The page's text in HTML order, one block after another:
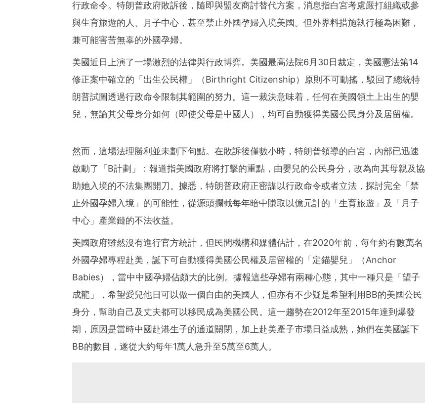
行政命令。特朗普政府敗訴後，隨即與盟友商討替代方案，消息指白宮考慮嚴打組織或參
與生育旅遊的人、月子中心，甚至禁止外國孕婦入境美國。但外界料措施執行極為困難，
兼可能害苦無辜的外國孕婦。
美國近日上演了一場激烈的法律與行政博弈。美國最高法院6月30日裁定，美國憲法第14
修正案中確立的「出生公民權」（Birthright Citizenship）原則不可動搖，駁回了總統特
朗普試圖透過行政命令限制其範圍的努力。這一裁決意味着，任何在美國領土上出生的嬰
兒，無論其父母身分如何（即使父母是中國人），均可自動獲得美國公民身分及居留權。
然而，這場法理勝利並未劃下句點。在敗訴後僅數小時，特朗普領導的白宮，內部已迅速
啟動了「B計劃」：報道指美國政府將打擊的重點，由嬰兒的公民身分，改為向其母親及協
助她入境的不法集團開刀。據悉，特朗普政府正密謀以行政命令或者立法，探討完全「禁
止外國孕婦入境」的可能性，從源頭攔截每年暗中賺取以億元計的「生育旅遊」及「月子
中心」產業鏈的不法收益。
美國政府雖然沒有進行官方統計，但民間機構和媒體估計，在2020年前，每年約有數萬名
外國孕婦專程赴美，誕下可自動獲得美國公民權及居留權的「定錨嬰兒」（Anchor
Babies），當中中國孕婦佔頗大的比例。據報這些孕婦有兩種心態，其中一種只是「望子
成龍」，希望愛兒他日可以做一個自由的美國人，但亦有不少疑是希望利用BB的美國公民
身分，幫助自己及丈夫都可以移民成為美國公民。這一趨勢在2012年至2015年達到爆發
期，原因是當時中國赴港生子的通道關閉，加上赴美產子市場日益成熟，她們在美國誕下
BB的數目，遂從大約每年1萬人急升至5萬至6萬人。